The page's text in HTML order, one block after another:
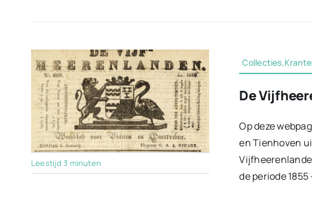
Leestijd 3 minuten
De
Op deze
en Tienhoven
de periode 1855